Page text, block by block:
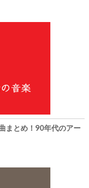
まとめ！90年代のアー